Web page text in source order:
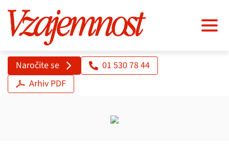
Naročite se
01 530 78 44
Arhiv PDF